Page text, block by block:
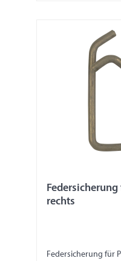
rechts
Federsicherung für